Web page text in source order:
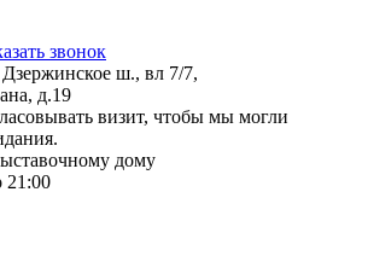
звонок
ш., вл 7/7,
д.19
визит, чтобы мы могли
дому
21:00